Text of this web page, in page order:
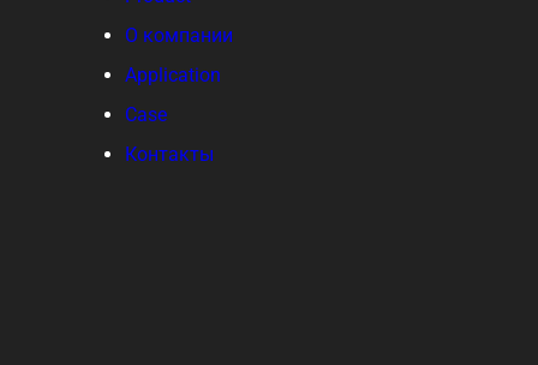
О компании
Application
Case
Контакты